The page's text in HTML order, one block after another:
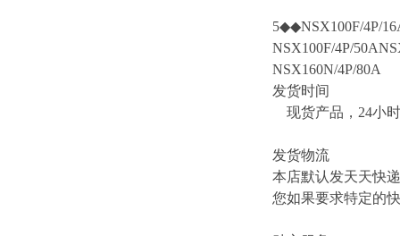
5◆◆NSX100F/4P/
NSX100F/4P/
NSX160N/4P/80A
发货时间
现货产品，24小
发货物流
本店默认发天天快
您如果要求特定的